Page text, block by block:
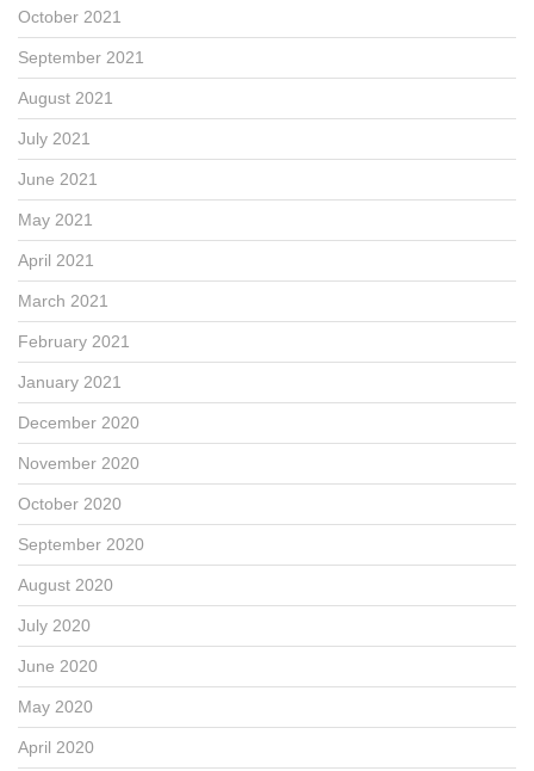
October 2021
September 2021
August 2021
July 2021
June 2021
May 2021
April 2021
March 2021
February 2021
January 2021
December 2020
November 2020
October 2020
September 2020
August 2020
July 2020
June 2020
May 2020
April 2020